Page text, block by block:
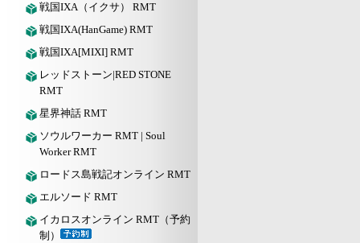
戦国IXA（イクサ） RMT
戦国IXA(HanGame) RMT
戦国IXA[MIXI] RMT
レッドストーン|RED STONE
RMT
星界神話 RMT
ソウルワーカー RMT | Soul
Worker RMT
ロードス島戦記オンライン RMT
エルソード RMT
イカロスオンライン RMT（予約
制）